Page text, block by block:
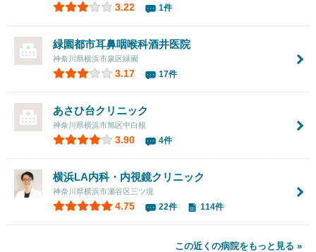
3.22 1件
緑園都市耳鼻咽喉科酒井医院
神奈川県横浜市泉区緑園
3.17 17件
あさひ台クリニック
神奈川県横浜市旭区中白根
3.90 4件
横浜LA内科・内視鏡クリニック
神奈川県横浜市瀬谷区三ツ境
4.75 22件 114件
この近くの病院をもっと見る »